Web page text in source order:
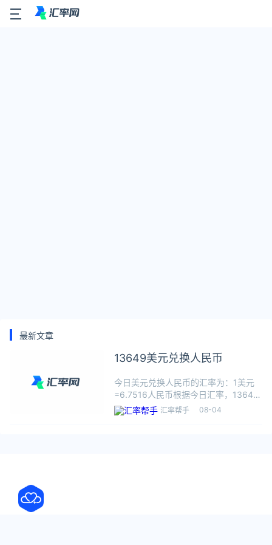
最新文章
13649美元兑换人民币
今日美元兑换人民币的汇率为：1美元
=6.7516人民币根据今日汇率，13649
美元可兑换92152.5855人民币，数据
仅供参考，交易时以银行柜台成交价为
汇率帮手 08-04